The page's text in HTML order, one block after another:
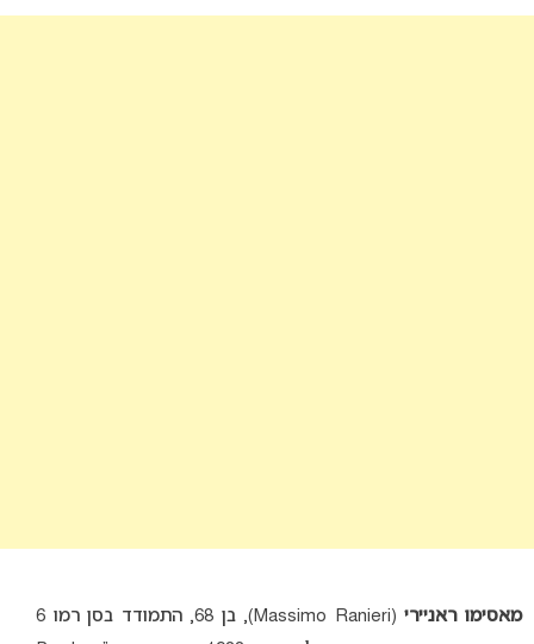
מאסימו ראניירי
(Massimo Ranieri), בן 68, התמודד בסן רמו 6